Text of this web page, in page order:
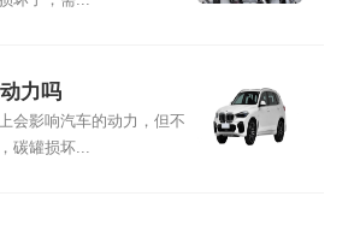
力吗
会影响汽车的动力，但不
碳罐损坏...